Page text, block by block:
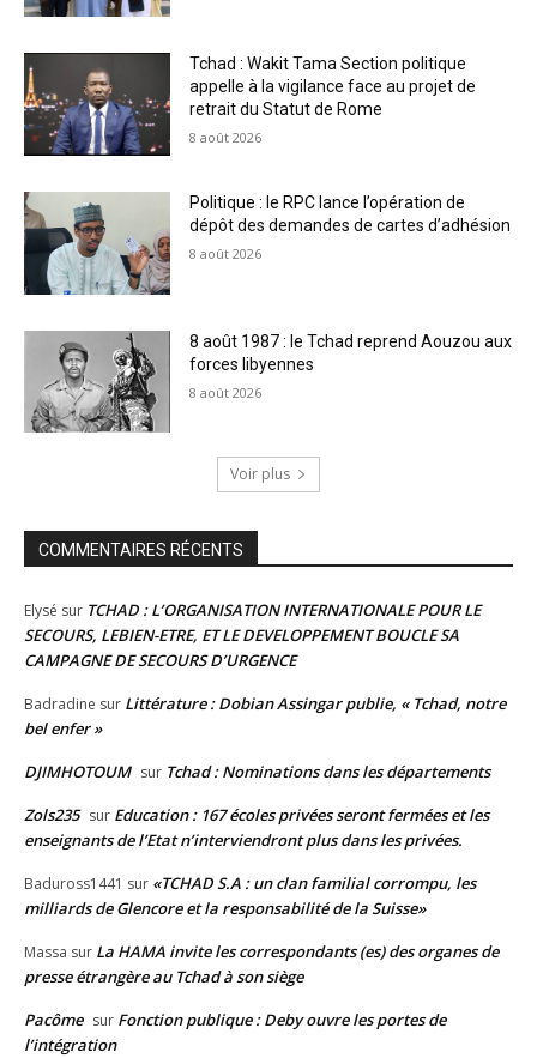
Tchad : Wakit Tama Section politique
appelle à la vigilance face au projet de
retrait du Statut de Rome
8 août 2026
Politique : le RPC lance l’opération de
dépôt des demandes de cartes d’adhésion
8 août 2026
8 août 1987 : le Tchad reprend Aouzou aux
forces libyennes
8 août 2026
Voir plus
COMMENTAIRES RÉCENTS
Elysé sur TCHAD : L’ORGANISATION INTERNATIONALE POUR LE
SECOURS, LEBIEN-ETRE, ET LE DEVELOPPEMENT BOUCLE SA
CAMPAGNE DE SECOURS D’URGENCE
Badradine sur Littérature : Dobian Assingar publie, « Tchad, notre
bel enfer »
DJIMHOTOUM sur Tchad : Nominations dans les départements
Zols235 sur Education : 167 écoles privées seront fermées et les
enseignants de l’Etat n’interviendront plus dans les privées.
Baduross1441 sur «TCHAD S.A : un clan familial corrompu, les
milliards de Glencore et la responsabilité de la Suisse»
Massa sur La HAMA invite les correspondants (es) des organes de
presse étrangère au Tchad à son siège
Pacôme sur Fonction publique : Deby ouvre les portes de
l’intégration